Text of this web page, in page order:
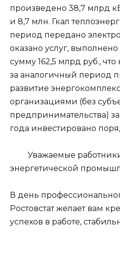
произведено 38,7 млрд
и 8,7 млн. Гкал
период передано
оказано услуг,
сумму 162,5 млрд руб.,
за аналогичный период
развитие
организациями (без
предпринимательства)
года инвестировано
Уважаемые работники
энергетической
В день
Ростовстат желает вам
успехов в работе,